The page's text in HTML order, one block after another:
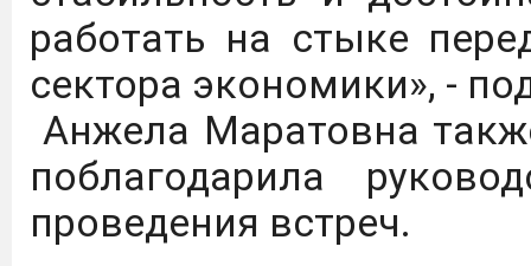
продовольственной
обеспечение
предприятий на
Подробнее
работать на стыке
сектора экономики», -
Анжела Маратовна
поблагодарила
проведения встреч.